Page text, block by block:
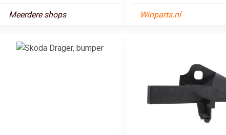
Meerdere shops Winparts.nl